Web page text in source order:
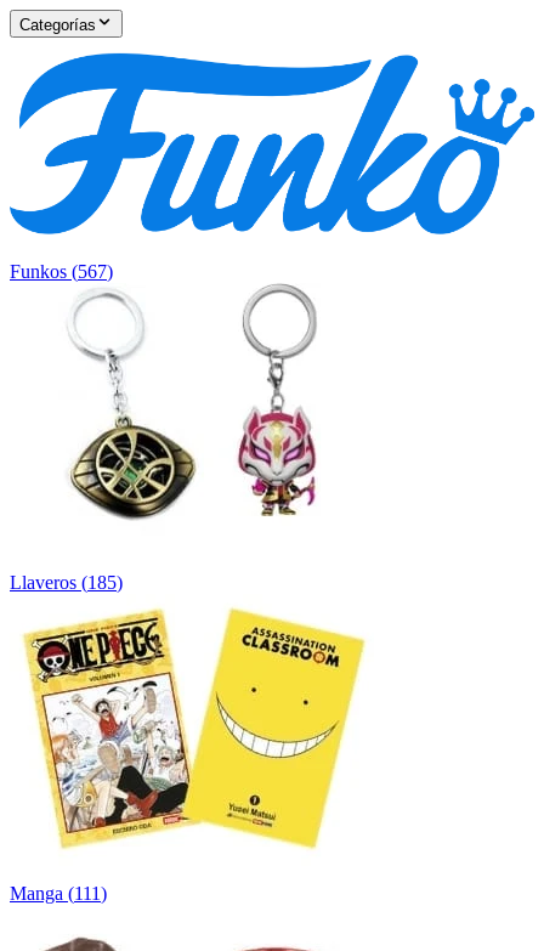
Categorías
Funkos (567)
Llaveros (185)
Manga (111)